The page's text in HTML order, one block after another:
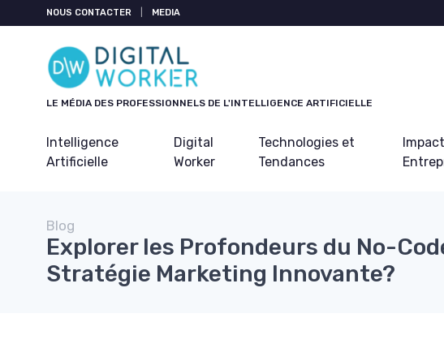
NOUS CONTACTER MEDIA
LE MÉDIA DES PROFESSIONNELS DE L'INTELLIGENCE ARTIFICIELLE
Intelligence
Artificielle
Digital
Worker
Technologies et
Tendances
Blog
Explorer les Profondeurs du No-
Stratégie Marketing Innovante?
Panneau de gestion des cookies